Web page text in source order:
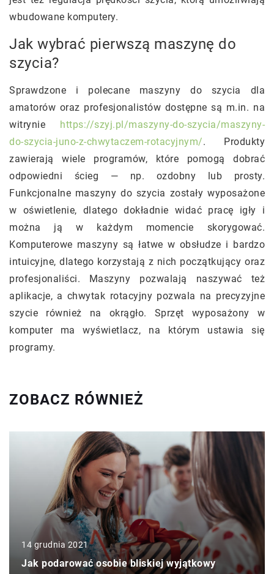
wbudowane komputery.
Jak wybrać pierwszą maszynę do
szycia?
Sprawdzone i polecane maszyny do szycia dla
amatorów oraz profesjonalistów dostępne są m.in. na
witrynie https://szyj.pl/maszyny-do-szycia/maszyny-
do-szycia-juno-z-chwytaczem-rotacyjnym/. Produkty
zawierają wiele programów, które pomogą dobrać
odpowiedni ścieg — np. ozdobny lub prosty.
Funkcjonalne maszyny do szycia zostały wyposażone
w oświetlenie, dlatego dokładnie widać pracę igły i
można ją w każdym momencie skorygować.
Komputerowe maszyny są łatwe w obsłudze i bardzo
intuicyjne, dlatego korzystają z nich początkujący oraz
profesjonaliści. Maszyny pozwalają naszywać też
aplikacje, a chwytak rotacyjny pozwala na precyzyjne
szycie również na okrągło. Sprzęt wyposażony w
komputer ma wyświetlacz, na którym ustawia się
programy.
ZOBACZ RÓWNIEŻ
14 grudnia 2021
Jak podarować osobie bliskiej wyjątkowy